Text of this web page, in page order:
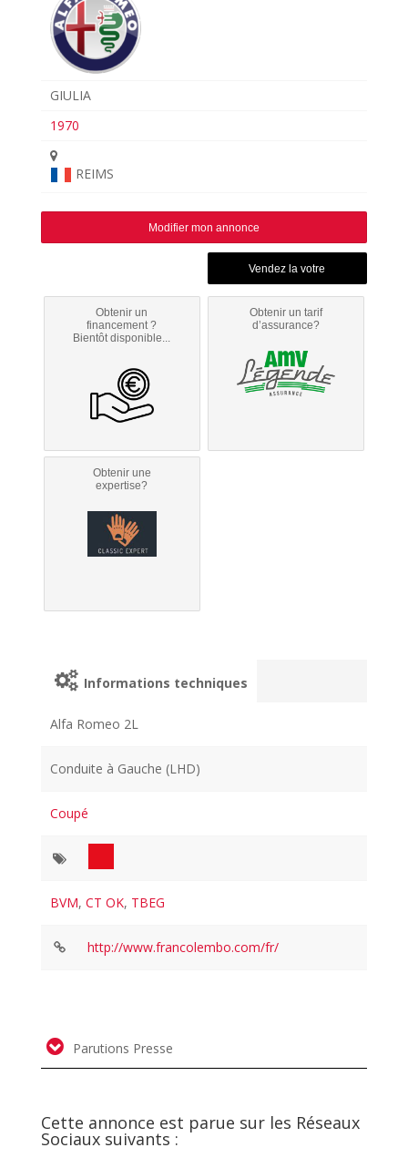
GIULIA
1970
REIMS
Modifier mon annonce
Obtenir un
financement ?
Bientôt disponible...
Obtenir un tarif
d’assurance?
Obtenir une
expertise?
Informations techniques
Alfa Romeo 2L
Conduite à Gauche (LHD)
Coupé
BVM,CT OK, TBEG
http://www.francolembo.com/fr/
Parutions Presse
Cette annonce est parue sur les Réseaux
Sociaux suivants :